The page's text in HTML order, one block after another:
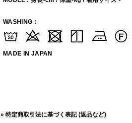
WASHING :
MADE IN JAPAN
» 特定商取引法に基づく表記 (返品など)